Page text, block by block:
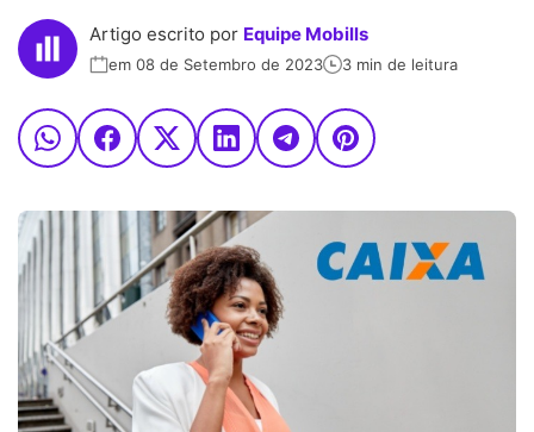
Artigo escrito por Equipe Mobills
em 08 de Setembro de 2023 3 min de leitura